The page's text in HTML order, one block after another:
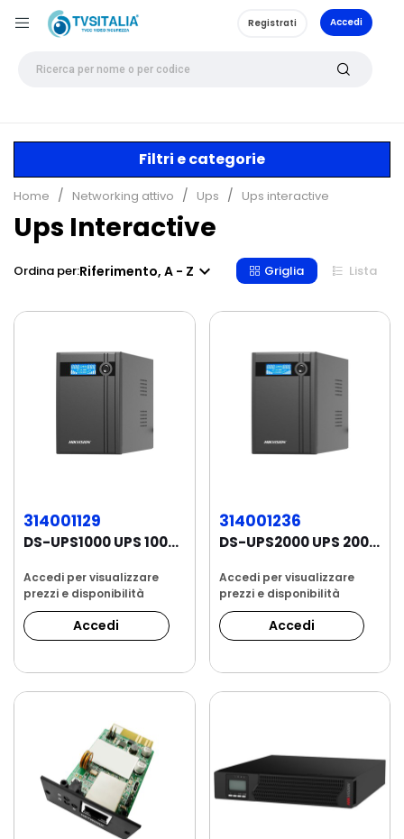
Registrati Accedi
Filtri e categorie
Home Networking attivo Ups Ups interactive
Ups Interactive
Ordina per:Riferimento, A - Z  Griglia Lista
314001129
DS-UPS1000 UPS 1000 VA / 600 W. Intervallo di...
Accedi per visualizzare
prezzi e disponibilità
Accedi
314001236
DS-UPS2000 UPS 2000 VA / 1200 W. Intervallo di...
Accedi per visualizzare
prezzi e disponibilità
Accedi